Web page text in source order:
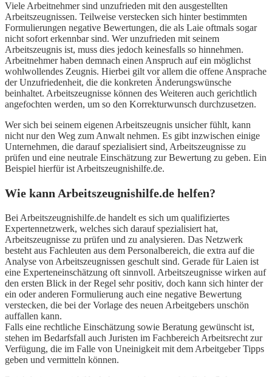
Viele Arbeitnehmer sind unzufrieden mit den ausgestellten
Arbeitszeugnissen. Teilweise verstecken sich hinter bestimmten
Formulierungen negative Bewertungen, die als Laie oftmals sogar
nicht sofort erkennbar sind. Wer unzufrieden mit seinem
Arbeitszeugnis ist, muss dies jedoch keinesfalls so hinnehmen.
Arbeitnehmer haben demnach einen Anspruch auf ein möglichst
wohlwollendes Zeugnis. Hierbei gilt vor allem die offene Ansprache
der Unzufriedenheit, die die konkreten Änderungswünsche
beinhaltet. Arbeitszeugnisse können des Weiteren auch gerichtlich
angefochten werden, um so den Korrekturwunsch durchzusetzen.
Wer sich bei seinem eigenen Arbeitszeugnis unsicher fühlt, kann
nicht nur den Weg zum Anwalt nehmen. Es gibt inzwischen einige
Unternehmen, die darauf spezialisiert sind, Arbeitszeugnisse zu
prüfen und eine neutrale Einschätzung zur Bewertung zu geben. Ein
Beispiel hierfür ist Arbeitszeugnishilfe.de.
Wie kann Arbeitszeugnishilfe.de helfen?
Bei Arbeitszeugnishilfe.de handelt es sich um qualifiziertes
Expertennetzwerk, welches sich darauf spezialisiert hat,
Arbeitszeugnisse zu prüfen und zu analysieren. Das Netzwerk
besteht aus Fachleuten aus dem Personalbereich, die extra auf die
Analyse von Arbeitszeugnissen geschult sind. Gerade für Laien ist
eine Experteneinschätzung oft sinnvoll. Arbeitszeugnisse wirken auf
den ersten Blick in der Regel sehr positiv, doch kann sich hinter der
ein oder anderen Formulierung auch eine negative Bewertung
verstecken, die bei der Vorlage des neuen Arbeitgebers unschön
auffallen kann.
Falls eine rechtliche Einschätzung sowie Beratung gewünscht ist,
stehen im Bedarfsfall auch Juristen im Fachbereich Arbeitsrecht zur
Verfügung, die im Falle von Uneinigkeit mit dem Arbeitgeber Tipps
geben und vermitteln können.